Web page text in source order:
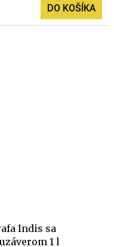
DO KOŠÍKA
Indis sa
1 l